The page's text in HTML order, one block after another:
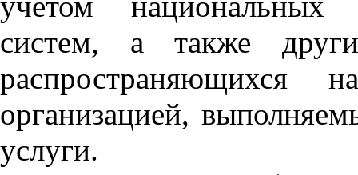
систем, а также
распространяющихся
организацией,
услуги.